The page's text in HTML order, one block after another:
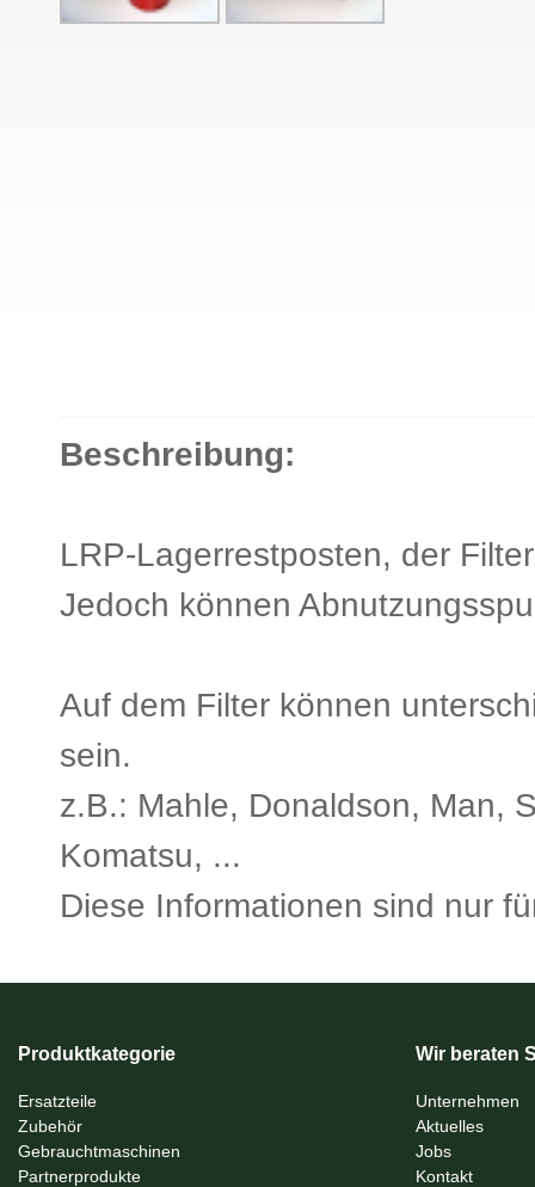
Beschreibung:
LRP-Lagerrestposten, der
Jedoch können
Auf dem Filter können
sein.
z.B.: Mahle, Donaldson, Man,
Komatsu, ...
Diese Informationen sind nur
Produktkategorie
Ersatzteile
Zubehör
Gebrauchtmaschinen
Partnerprodukte
Wir beraten
Unternehmen
Aktuelles
Jobs
Kontakt